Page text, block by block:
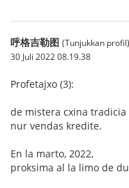
呼格吉勒图 (Tunjukkan profil)
30 Juli 2022 08.19.38
Profetajxo (3):
de mistera cxina
nur vendas kredite.
En la marto, 2022,
proksima al la limo de